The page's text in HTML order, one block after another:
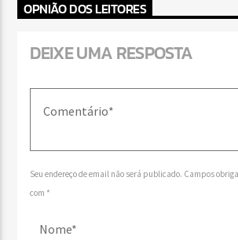
OPNIÃO DOS LEITORES
DEIXE UMA RESPOSTA
Seu endereço de email não será publicado. Campos
com *